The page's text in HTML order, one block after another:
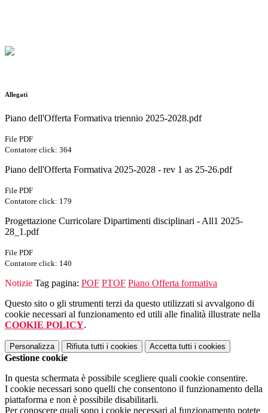
Allegati
Piano dell'Offerta Formativa triennio 2025-2028.pdf
File PDF
Contatore click: 364
Piano dell'Offerta Formativa 2025-2028 - rev 1 as 25-26.pdf
File PDF
Contatore click: 179
Progettazione Curricolare Dipartimenti disciplinari - All1 2025-
28_1.pdf
File PDF
Contatore click: 140
Notizie Tag pagina: POF PTOF Piano Offerta formativa
Questo sito o gli strumenti terzi da questo utilizzati si avvalgono di
cookie necessari al funzionamento ed utili alle finalità illustrate nella
COOKIE POLICY.
Personalizza Rifiuta tutti i cookies Accetta tutti i cookies
Gestione cookie
In questa schermata è possibile scegliere quali cookie consentire.
I cookie necessari sono quelli che consentono il funzionamento della
piattaforma e non è possibile disabilitarli.
Per conoscere quali sono i cookie necessari al funzionamento potete